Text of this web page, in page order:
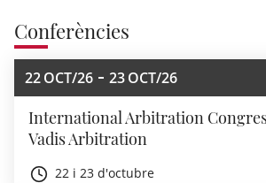
Conferències
22OCT/26 23OCT/26
International Arbitration
Vadis Arbitration
22 i 23 d'octubre